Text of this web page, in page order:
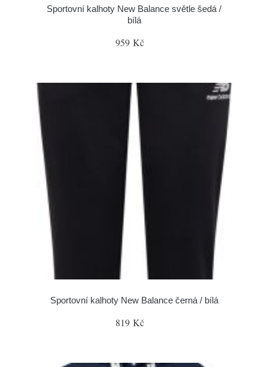
Sportovní kalhoty New Balance světle šedá /
bílá
959 Kč
Sportovní kalhoty New Balance černá / bílá
819 Kč